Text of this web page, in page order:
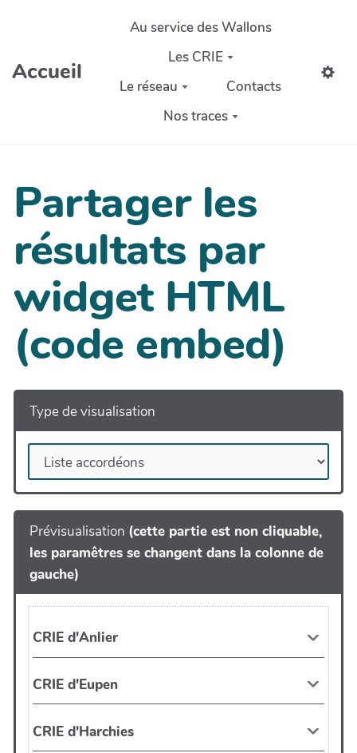
Aller au contenu principal
Accueil
Au service des Wallons
Les CRIE
Le réseau
Contacts
Nos traces
Partager les
résultats par
widget HTML
(code embed)
Type de visualisation
Prévisualisation (cette partie est non cliquable,
les paramêtres se changent dans la colonne de
gauche)